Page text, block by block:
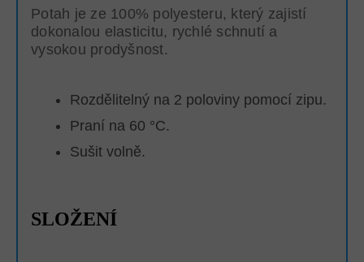
Potah je ze 100% polyesteru, který zajistí
dokonalou elasticitu, rychlé schnutí a
vysokou prodyšnost.
Rozdělitelný na 2 poloviny pomocí zipu.
Praní na 60 °C.
Sušit volně.
SLOŽENÍ